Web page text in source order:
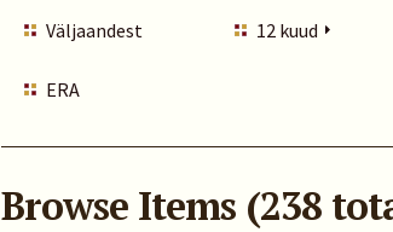
Väljaandest 12 kuud
ERA
Browse Items (238